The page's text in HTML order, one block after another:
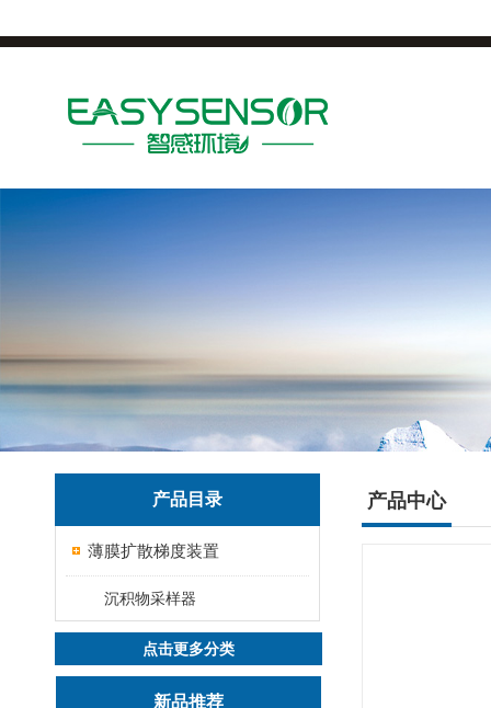
产品目录
薄膜扩散梯度装置
沉积物采样器
点击更多分类
新品推荐
产品中心